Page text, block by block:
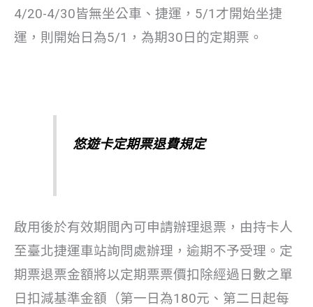
4/20-4/30皆無坐公車、捷運，5/1才開始坐捷
運，則開始日為5/1，為期30日的定期票。
悠遊卡定期票退費規定
啟用後於有效期間內可申請辦理退票，由持卡人
至臺北捷運車站詢問處辦理，逾期不予受理。定
期票退票金額將以定期票票價扣除經過日數之單
日扣減基準金額（第一日為180元、第二日起每